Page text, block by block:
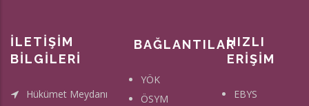
İLETİŞİM
BİLGİLERİ
Hükümet Meydanı
BAĞLANTILAR
YÖK
ÖSYM
HIZLI
ERİŞİM
EBYS